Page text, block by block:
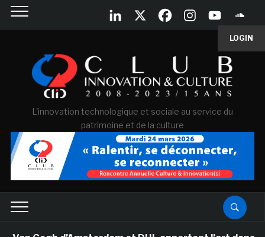
LOGIN
L'innovation technologique et sociale au service du
patrimoine et de la culture